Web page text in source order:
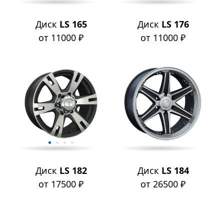
Диск LS 165
от 11000 ₽
Диск LS 176
от 11000 ₽
Диск LS 182
от 17500 ₽
Диск LS 184
от 26500 ₽